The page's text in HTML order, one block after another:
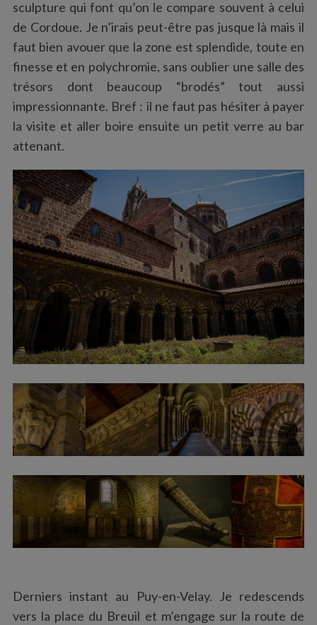
sculpture qui font qu’on le compare souvent à celui
de Cordoue. Je n’irais peut-être pas jusque là mais il
faut bien avouer que la zone est splendide, toute en
finesse et en polychromie, sans oublier une salle des
trésors dont beaucoup “brodés” tout aussi
impressionnante. Bref : il ne faut pas hésiter à payer
la visite et aller boire ensuite un petit verre au bar
attenant.
Derniers instant au Puy-en-Velay. Je redescends
vers la place du Breuil et m’engage sur la route de